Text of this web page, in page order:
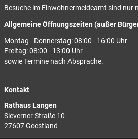
Besuche im Einwohnermeldeamt sind nur
Allgemeine Öffnungszeiten (außer
Montag - Donnerstag: 08:00 - 16:00 Uhr
Freitag: 08:00 - 13:00 Uhr
sowie Termine nach Absprache.
Kontakt
Rathaus Langen
Sieverner Straße 10
27607 Geestland